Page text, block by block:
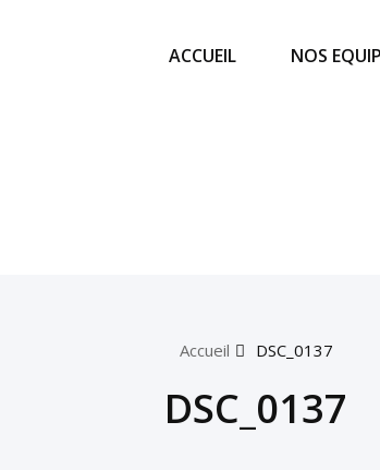
ACCUEIL NOS
Accueil DSC_0137
DSC_0137